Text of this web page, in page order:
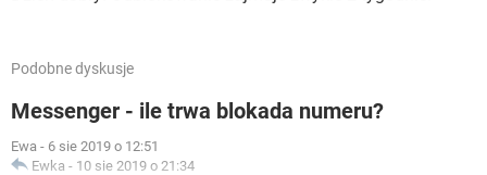
Podobne dyskusje
Messenger - ile trwa blokada numeru?
Ewa - 6 sie 2019 o 12:51
Ewka - 10 sie 2019 o 21:34